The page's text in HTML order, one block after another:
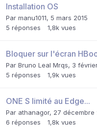
Installation OS
Par manu1011, 5 mars 2015
5 réponses 1,8k vues
Bloquer sur l'écran
Par Bruno Leal Mrqs, 3
5 réponses 1,9k vues
ONE S limité au Edge...
Par athanagor, 27 décembre
6 réponses 1,8k vues